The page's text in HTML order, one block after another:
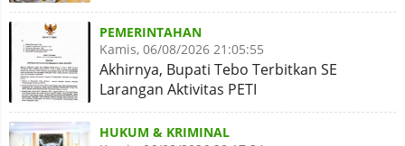
PEMERINTAHAN
Kamis, 06/08/2026 21:05:55
Akhirnya, Bupati Tebo Terbitkan SE
Larangan Aktivitas PETI
HUKUM & KRIMINAL